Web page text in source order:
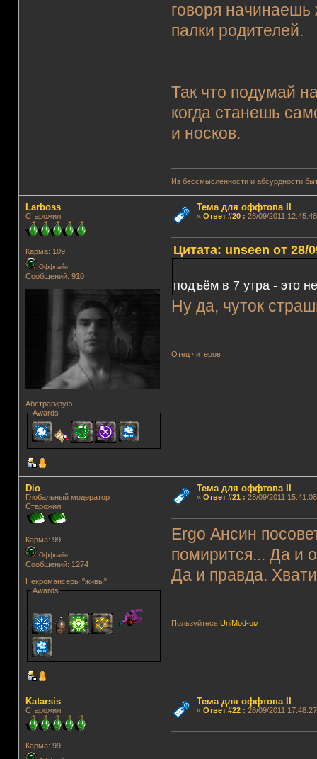
говоря начинаешь
палки родителей.
Так что подумай
когда станешь
и носков.
Из бессмысленности и абсурдности
Lаrboss
Старожил
Карма: 109
Оффлайн
Сообщений: 910
Абстрагирую
Awards
Тема для оффтопа II
« Ответ #20: 28/09/2011
Цитата: unseen от 28/
подъём в 7 утра - это
Ну да, чуток
Отец читеров
Dio
Глобальный модератор
Старожил
Карма: 99
Оффлайн
Сообщений: 1274
Некромансеры "живы"!
Awards
Тема для оффтопа II
« Ответ #21 : 28/09/2011
Ergo Ансин
помирится... Да и
Да и правда.
ПользуйтесьUniMod-ом.
Katarsis
Старожил
Карма: 99
Тема для оффтопа II
« Ответ #22: 28/09/2011